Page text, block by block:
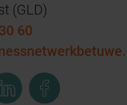
(GLD)
60